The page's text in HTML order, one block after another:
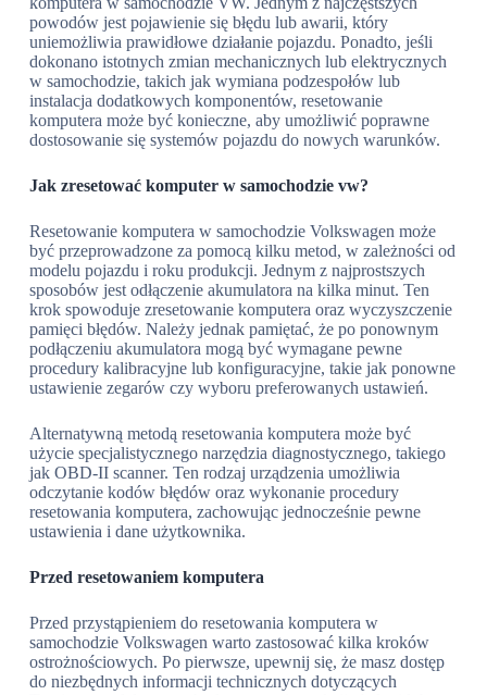
powodów jest pojawienie się błędu lub awarii, który
uniemożliwia prawidłowe działanie pojazdu. Ponadto, jeśli
dokonano istotnych zmian mechanicznych lub elektrycznych
w samochodzie, takich jak wymiana podzespołów lub
instalacja dodatkowych komponentów, resetowanie
komputera może być konieczne, aby umożliwić poprawne
dostosowanie się systemów pojazdu do nowych warunków.
Jak zresetować komputer w samochodzie vw?
Resetowanie komputera w samochodzie Volkswagen może
być przeprowadzone za pomocą kilku metod, w zależności od
modelu pojazdu i roku produkcji. Jednym z najprostszych
sposobów jest odłączenie akumulatora na kilka minut. Ten
krok spowoduje zresetowanie komputera oraz wyczyszczenie
pamięci błędów. Należy jednak pamiętać, że po ponownym
podłączeniu akumulatora mogą być wymagane pewne
procedury kalibracyjne lub konfiguracyjne, takie jak ponowne
ustawienie zegarów czy wyboru preferowanych ustawień.
Alternatywną metodą resetowania komputera może być
użycie specjalistycznego narzędzia diagnostycznego, takiego
jak OBD-II scanner. Ten rodzaj urządzenia umożliwia
odczytanie kodów błędów oraz wykonanie procedury
resetowania komputera, zachowując jednocześnie pewne
ustawienia i dane użytkownika.
Przed resetowaniem komputera
Przed przystąpieniem do resetowania komputera w
samochodzie Volkswagen warto zastosować kilka kroków
ostrożnościowych. Po pierwsze, upewnij się, że masz dostęp
do niezbędnych informacji technicznych dotyczących